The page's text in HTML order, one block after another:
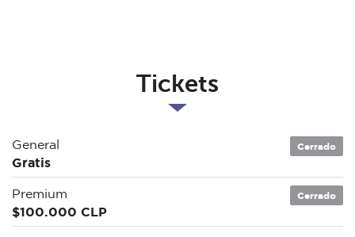
Tickets
General
Gratis
Cerrado
Premium
$100.000 CLP
Cerrado